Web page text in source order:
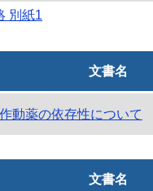
別紙1
文書名
動薬の依存性について
文書名